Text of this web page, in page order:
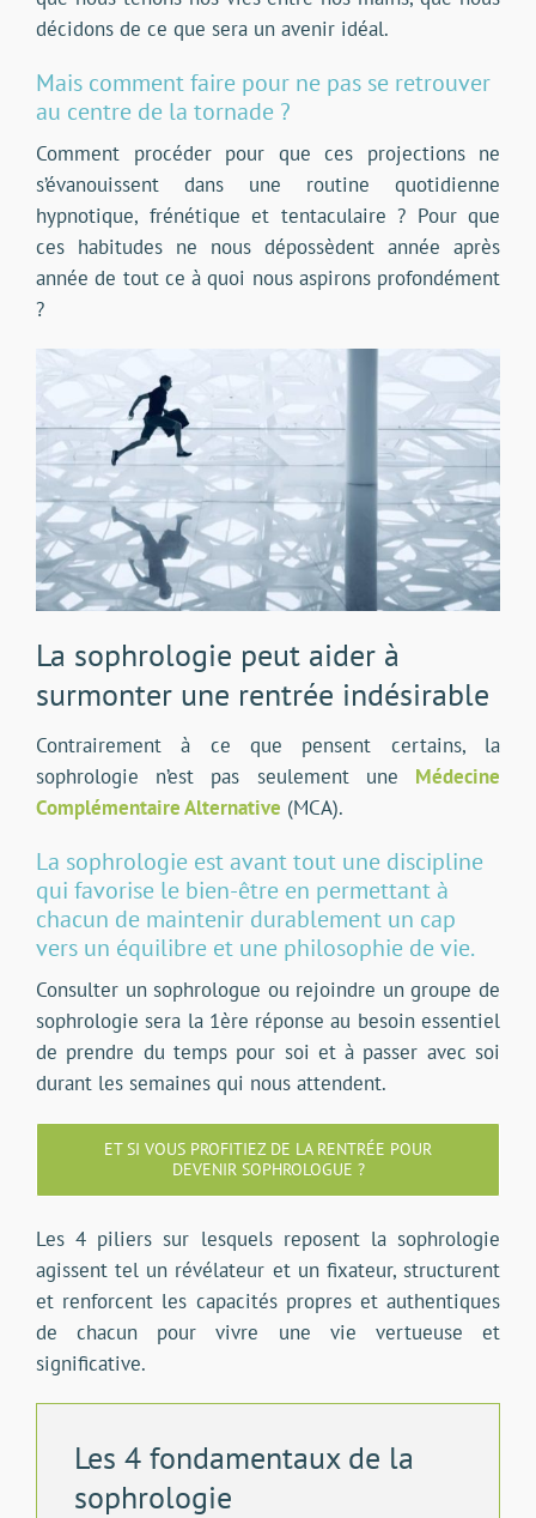
décidons de ce que sera un avenir idéal.
Mais comment faire pour ne pas se retrouver
au centre de la tornade ?
Comment procéder pour que ces projections ne
s’évanouissent dans une routine quotidienne
hypnotique, frénétique et tentaculaire ? Pour que
ces habitudes ne nous dépossèdent année après
année de tout ce à quoi nous aspirons profondément
?
La sophrologie peut aider à
surmonter une rentrée indésirable
Contrairement à ce que pensent certains, la
sophrologie n’est pas seulement une Médecine
Complémentaire Alternative (MCA).
La sophrologie est avant tout une discipline
qui favorise le bien-être en permettant à
chacun de maintenir durablement un cap
vers un équilibre et une philosophie de vie.
Consulter un sophrologue ou rejoindre un groupe de
sophrologie sera la 1ère réponse au besoin essentiel
de prendre du temps pour soi et à passer avec soi
durant les semaines qui nous attendent.
ET SI VOUS PROFITIEZ DE LA RENTRÉE POUR
DEVENIR SOPHROLOGUE ?
Les 4 piliers sur lesquels reposent la sophrologie
agissent tel un révélateur et un fixateur, structurent
et renforcent les capacités propres et authentiques
de chacun pour vivre une vie vertueuse et
significative.
Les 4 fondamentaux de la
sophrologie